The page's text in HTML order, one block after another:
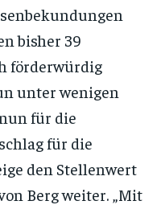
bisher 39
förderwürdig
unter wenigen
für die
für die
den Stellenwert
Berg weiter. „Mit